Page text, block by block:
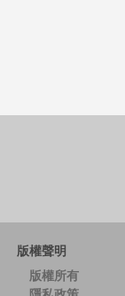
版權聲明
版權所有